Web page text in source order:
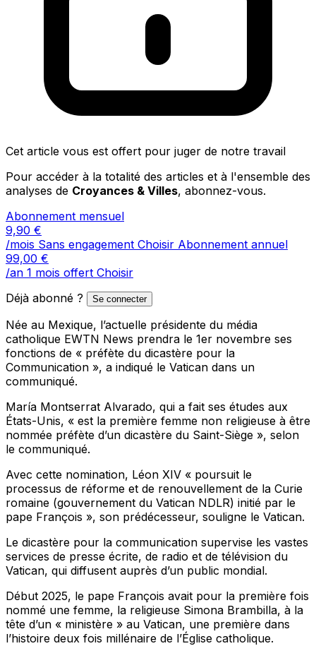
Cet article vous est offert pour juger de notre travail
Pour accéder à la totalité des articles et à l'ensemble des
analyses de Croyances & Villes, abonnez-vous.
Abonnement mensuel
9,90 €
/mois Sans engagement Choisir Abonnement annuel
99,00 €
/an 1 mois offert Choisir
Déjà abonné ?
Se connecter
Née au Mexique, l’actuelle présidente du média
catholique EWTN News prendra le 1er novembre ses
fonctions de « préfète du dicastère pour la
Communication », a indiqué le Vatican dans un
communiqué.
María Montserrat Alvarado, qui a fait ses études aux
États-Unis, « est la première femme non religieuse à être
nommée préfète d’un dicastère du Saint-Siège », selon
le communiqué.
Avec cette nomination, Léon XIV « poursuit le
processus de réforme et de renouvellement de la Curie
romaine (gouvernement du Vatican NDLR) initié par le
pape François », son prédécesseur, souligne le Vatican.
Le dicastère pour la communication supervise les vastes
services de presse écrite, de radio et de télévision du
Vatican, qui diffusent auprès d’un public mondial.
Début 2025, le pape François avait pour la première fois
nommé une femme, la religieuse Simona Brambilla, à la
tête d’un « ministère » au Vatican, une première dans
l’histoire deux fois millénaire de l’Église catholique.